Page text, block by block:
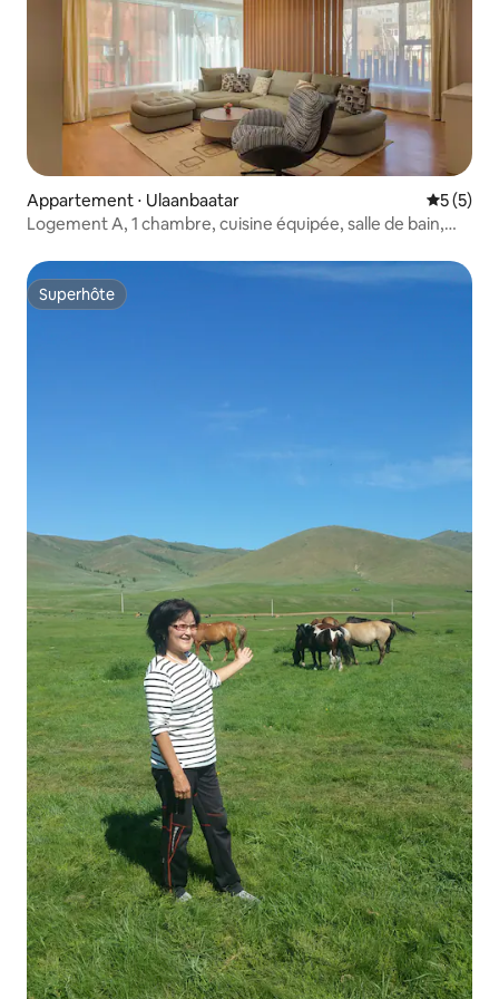
Appartement ⋅ Ulaanbaatar
5 (5)
Logement A, 1 chambre, cuisine équipée, salle de bain,
Superhôte
Superhôte